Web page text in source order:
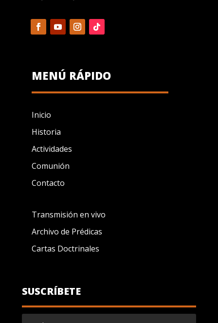
MENÚ RÁPIDO
Inicio
Historia
Actividades
Comunión
Contacto
Transmisión en vivo
Archivo de Prédicas
Cartas Doctrinales
SUSCRÍBETE